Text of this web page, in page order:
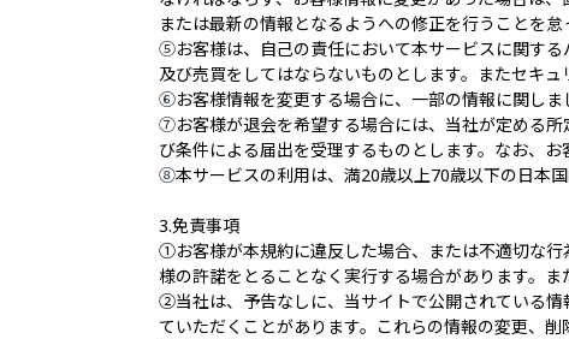
または最新の情報となるようへの修正を行うことを
⑤お客様は、自己の責任において本サービスに関す
及び売買をしてはならないものとします。またセキ
⑥お客様情報を変更する場合に、一部の情報に関し
⑦お客様が退会を希望する場合には、当社が定める
び条件による届出を受理するものとします。なお、
⑧本サービスの利用は、満20歳以上70歳以下の日本
3.免責事項
①お客様が本規約に違反した場合、または不適切な
様の許諾をとることなく実行する場合があります。
②当社は、予告なしに、当サイトで公開されている
ていただくことがあります。これらの情報の変更、